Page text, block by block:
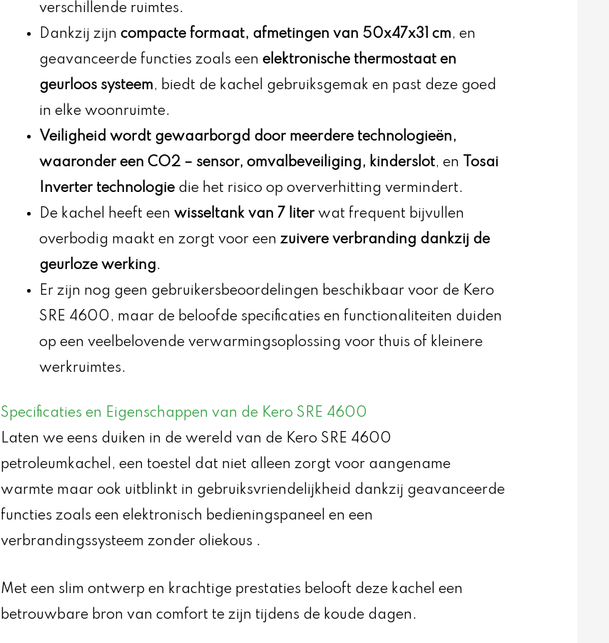
verschillende ruimtes.
Dankzij zijn compacte formaat, afmetingen van 50x47x31 cm, en
geavanceerde functies zoals een elektronische thermostaat en
geurloos systeem, biedt de kachel gebruiksgemak en past deze goed
in elke woonruimte.
Veiligheid wordt gewaarborgd door meerdere technologieën,
waaronder een CO2 – sensor, omvalbeveiliging, kinderslot, en
Tosai
Inverter technologie die het risico op oververhitting vermindert.
De kachel heeft een wisseltank van 7 literwat frequent bijvullen
overbodig maakt en zorgt voor een zuivere verbranding dankzij de
geurloze werking.
Er zijn nog geen gebruikersbeoordelingen beschikbaar voor de Kero
SRE 4600, maar de beloofde specificaties en functionaliteiten duiden
op een veelbelovende verwarmingsoplossing voor thuis of kleinere
werkruimtes.
Specificaties en Eigenschappen van de Kero SRE 4600
Laten we eens duiken in de wereld van de Kero SRE 4600
petroleumkachel, een toestel dat niet alleen zorgt voor aangename
warmte maar ook uitblinkt in gebruiksvriendelijkheid dankzij geavanceerde
functies zoals een elektronisch bedieningspaneel en een
verbrandingssysteem zonder oliekous .
Met een slim ontwerp en krachtige prestaties belooft deze kachel een
betrouwbare bron van comfort te zijn tijdens de koude dagen.